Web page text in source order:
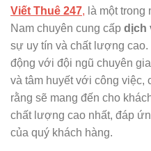
Viết Thuê 247, là một
Nam chuyên cung cấp dịch
sự uy tín và chất lượng
động với đội ngũ chuyên
và tâm huyết với công việc,
rằng sẽ mang đến cho
chất lượng cao nhất, đáp
của quý khách hàng.